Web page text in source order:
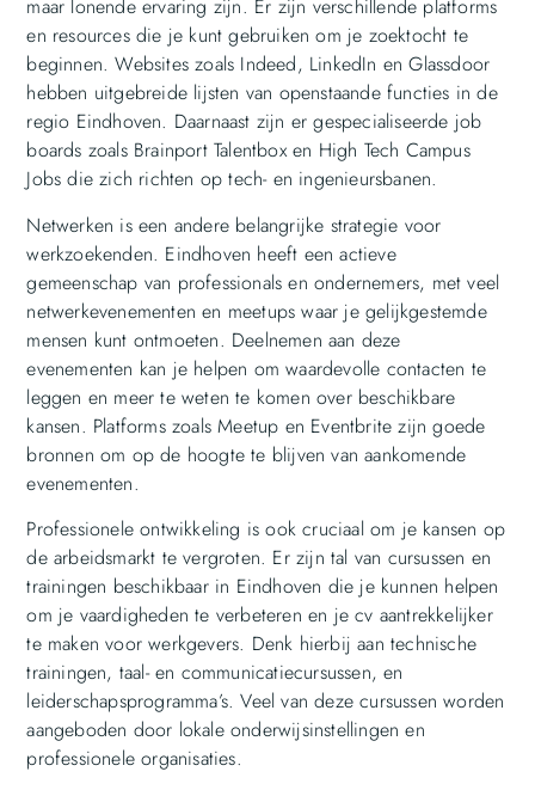
maar lonende ervaring zijn. Er zijn verschillende platforms
en resources die je kunt gebruiken om je zoektocht te
beginnen. Websites zoals Indeed, LinkedIn en Glassdoor
hebben uitgebreide lijsten van openstaande functies in de
regio Eindhoven. Daarnaast zijn er gespecialiseerde job
boards zoals Brainport Talentbox en High Tech Campus
Jobs die zich richten op tech- en ingenieursbanen.
Netwerken is een andere belangrijke strategie voor
werkzoekenden. Eindhoven heeft een actieve
gemeenschap van professionals en ondernemers, met veel
netwerkevenementen en meetups waar je gelijkgestemde
mensen kunt ontmoeten. Deelnemen aan deze
evenementen kan je helpen om waardevolle contacten te
leggen en meer te weten te komen over beschikbare
kansen. Platforms zoals Meetup en Eventbrite zijn goede
bronnen om op de hoogte te blijven van aankomende
evenementen.
Professionele ontwikkeling is ook cruciaal om je kansen op
de arbeidsmarkt te vergroten. Er zijn tal van cursussen en
trainingen beschikbaar in Eindhoven die je kunnen helpen
om je vaardigheden te verbeteren en je cv aantrekkelijker
te maken voor werkgevers. Denk hierbij aan technische
trainingen, taal- en communicatiecursussen, en
leiderschapsprogramma’s. Veel van deze cursussen worden
aangeboden door lokale onderwijsinstellingen en
professionele organisaties.